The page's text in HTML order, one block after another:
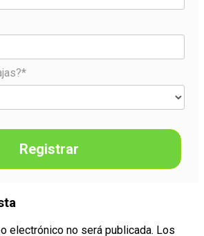
Registrar
electrónico no será publicada. Los